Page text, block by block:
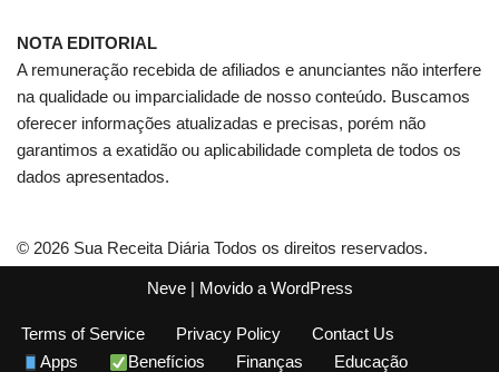
NOTA EDITORIAL
A remuneração recebida de afiliados e anunciantes não interfere
na qualidade ou imparcialidade de nosso conteúdo. Buscamos
oferecer informações atualizadas e precisas, porém não
garantimos a exatidão ou aplicabilidade completa de todos os
dados apresentados.
© 2026 Sua Receita Diária Todos os direitos reservados.
Neve| Movido a WordPress
Terms of Service Privacy Policy
Contact Us
Apps
Benefícios Finanças Educação